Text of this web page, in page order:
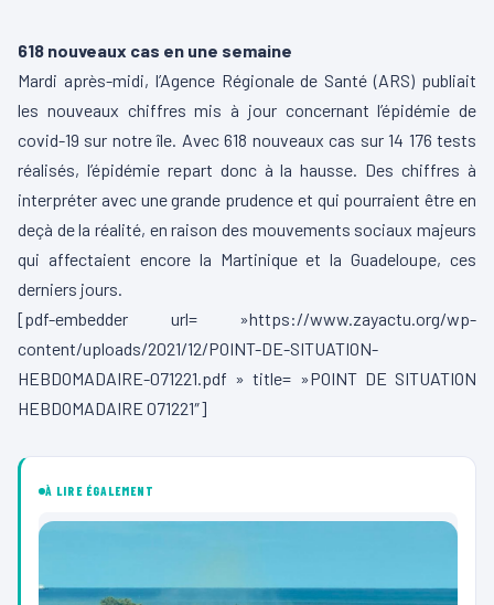
618 nouveaux cas en une semaine
Mardi après-midi, l’Agence Régionale de Santé (ARS) publiait
les nouveaux chiffres mis à jour concernant l’épidémie de
covid-19 sur notre île. Avec 618 nouveaux cas sur 14 176 tests
réalisés, l’épidémie repart donc à la hausse. Des chiffres à
interpréter avec une grande prudence et qui pourraient être en
deçà de la réalité, en raison des mouvements sociaux majeurs
qui affectaient encore la Martinique et la Guadeloupe, ces
derniers jours.
[pdf-embedder url= »https://www.zayactu.org/wp-
content/uploads/2021/12/POINT-DE-SITUATION-
HEBDOMADAIRE-071221.pdf » title= »POINT DE SITUATION
HEBDOMADAIRE 071221″]
À LIRE ÉGALEMENT